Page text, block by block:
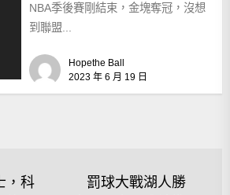
NBA季後賽剛結束，金塊奪冠，沒想
到聯盟...
Hopethe Ball
2023 年 6 月 19 日
，科
罰球大戰湖人勝